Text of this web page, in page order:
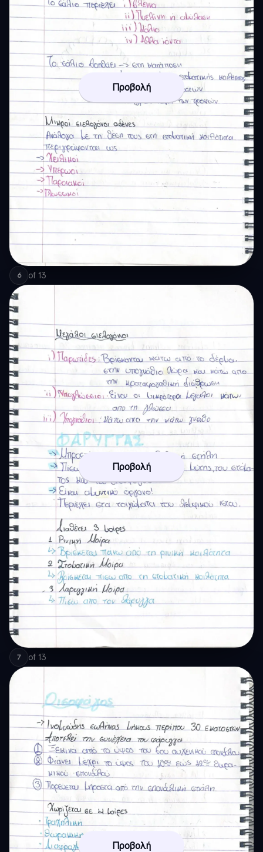
Προβολή
6 of 13
Προβολή
7 of 13
Προβολή